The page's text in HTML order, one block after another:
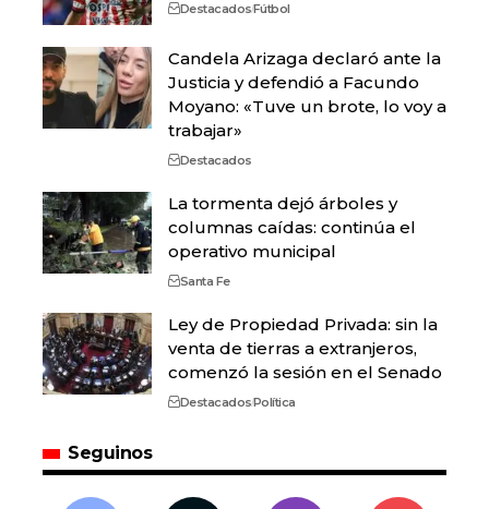
DestacadosFútbol
Candela Arizaga declaró ante la
Justicia y defendió a Facundo
Moyano: «Tuve un brote, lo voy a
trabajar»
Destacados
La tormenta dejó árboles y
columnas caídas: continúa el
operativo municipal
Santa Fe
Ley de Propiedad Privada: sin la
venta de tierras a extranjeros,
comenzó la sesión en el Senado
DestacadosPolítica
Seguinos